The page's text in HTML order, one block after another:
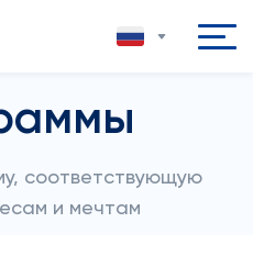
соответствующую
и мечтам